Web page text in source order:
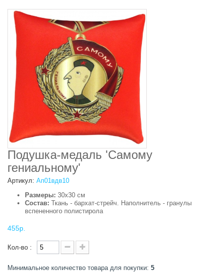
Подушка-медаль 'Самому
гениальному'
Артикул: Ап01вдв10
Размеры: 30х30 см
Состав: Ткань - бархат-стрейч. Наполнитель - гранулы
вспененного полистирола
455р.
Кол-во :
Минимальное количество товара для покупки: 5